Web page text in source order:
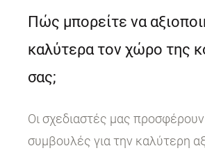
Πώς μπορείτε να
καλύτερα τον χώρο της
σας;
Οι σχεδιαστές μας
συμβουλές για την καλύτερη